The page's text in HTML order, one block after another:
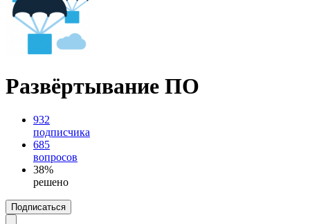
Развёртывание ПО
932
подписчика
685
вопросов
38%
решено
Подписаться